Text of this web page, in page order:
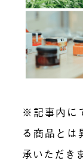
※記事内に
る商品とは
承いただき